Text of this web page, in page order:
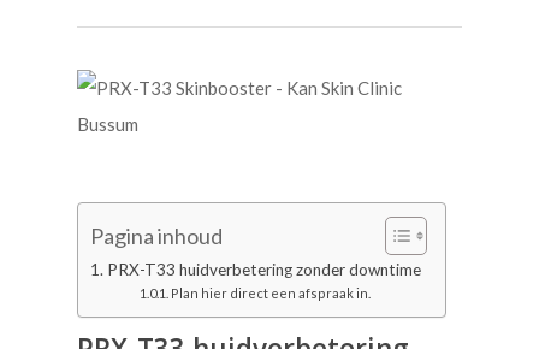
Pagina inhoud
PRX-T33 huidverbetering zonder downtime
Plan hier direct een afspraak in.